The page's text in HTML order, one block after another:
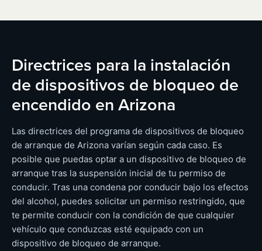
Directrices para la instalación
de dispositivos de bloqueo de
encendido en Arizona
Las directrices del programa de dispositivos de bloqueo
de arranque de Arizona varían según cada caso. Es
posible que puedas optar a un dispositivo de bloqueo de
arranque tras la suspensión inicial de tu permiso de
conducir. Tras una condena por conducir bajo los efectos
del alcohol, puedes solicitar un permiso restringido, que
te permite conducir con la condición de que cualquier
vehículo que conduzcas esté equipado con un
dispositivo de bloqueo de arranque.